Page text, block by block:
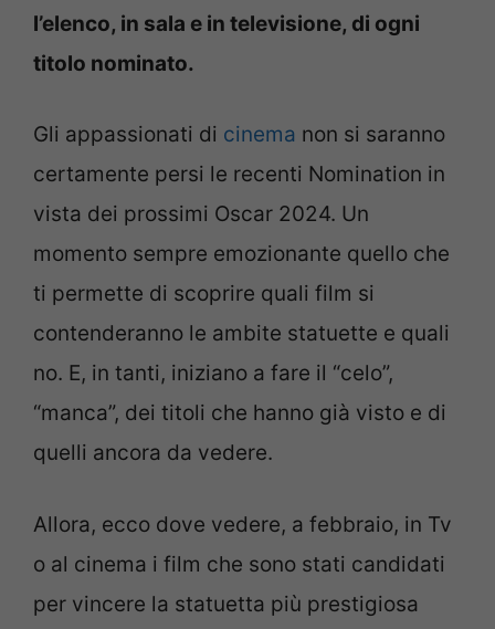
l’elenco, in sala e in televisione, di ogni
titolo nominato.
Gli appassionati di cinema non si saranno
certamente persi le recenti Nomination in
vista dei prossimi Oscar 2024. Un
momento sempre emozionante quello che
ti permette di scoprire quali film si
contenderanno le ambite statuette e quali
no. E, in tanti, iniziano a fare il “celo”,
“manca”, dei titoli che hanno già visto e di
quelli ancora da vedere.
Allora, ecco dove vedere, a febbraio, in Tv
o al cinema i film che sono stati candidati
per vincere la statuetta più prestigiosa